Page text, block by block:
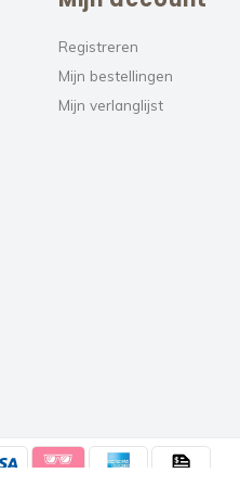
Registreren
Mijn bestellingen
Mijn verlanglijst